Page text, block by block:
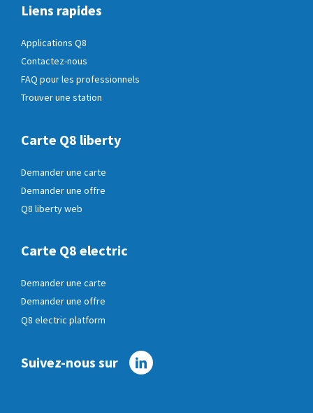
Liens rapides
Applications Q8
Contactez-nous
FAQ pour les professionnels
Trouver une station
Carte Q8 liberty
Demander une carte
Demander une offre
Q8 liberty web
Carte Q8 electric
Demander une carte
Demander une offre
Q8 electric platform
Suivez-nous sur
Linkedin